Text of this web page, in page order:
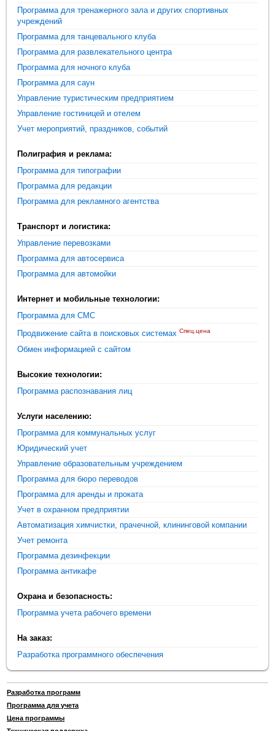
Программа для тренажерного зала и других спортивных
учреждений
Программа для танцевального клуба
Программа для развлекательного центра
Программа для ночного клуба
Программа для саун
Управление туристическим предприятием
Управление гостиницей и отелем
Учет мероприятий, праздников, событий
Полиграфия и реклама:
Программа для типографии
Программа для редакции
Программа для рекламного агентства
Транспорт и логистика:
Управление перевозками
Программа для автосервиса
Программа для автомойки
Интернет и мобильные технологии:
Программа для СМС
Продвижение сайта в поисковых системах Спец.цена
Обмен информацией с сайтом
Высокие технологии:
Программа распознавания лиц
Услуги населению:
Программа для коммунальных услуг
Юридический учет
Управление образовательным учреждением
Программа для бюро переводов
Программа для аренды и проката
Учет в охранном предприятии
Автоматизация химчистки, прачечной, клининговой компании
Учет ремонта
Программа дезинфекции
Программа антикафе
Охрана и безопасность:
Программа учета рабочего времени
На заказ:
Разработка программного обеспечения
Разработка программ
Программа для учета
Цена программы